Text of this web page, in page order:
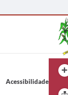
Acessibilidade